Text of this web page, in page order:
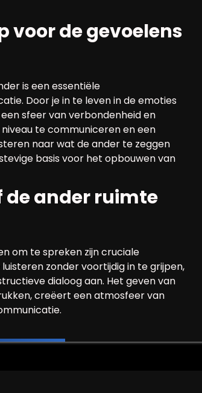
voor de gevoelens
is een essentiële
Door je in te leven in de emoties
sfeer van verbondenheid en
te communiceren en een
naar wat de ander te zeggen
basis voor het opbouwen van
de ander ruimte
om te spreken zijn cruciale
zonder voortijdig in te grijpen,
dialoog aan. Het geven van
creëert een atmosfeer van